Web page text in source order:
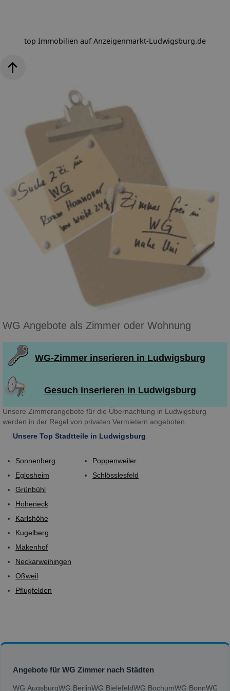
top Immobilien auf Anzeigenmarkt-Ludwigsburg.de
WG Angebote als Zimmer oder Wohnung
WG-Zimmer inserieren in Ludwigsburg
Gesuch inserieren in Ludwigsburg
Unsere Zimmerangebote für die Übernachtung in Ludwigsburg
werden in der Regel von privaten Vermietern angeboten.
Unsere Top Stadtteile in Ludwigsburg
Sonnenberg
Eglosheim
Grünbühl
Hoheneck
Karlshöhe
Kugelberg
Makenhof
Neckarweihingen
Oßweil
Pflugfelden
Poppenweiler
Schlösslesfeld
Angebote für WG Zimmer nach Städten
WG AugsburgWG BerlinWG BielefeldWG BochumWG BonnWG